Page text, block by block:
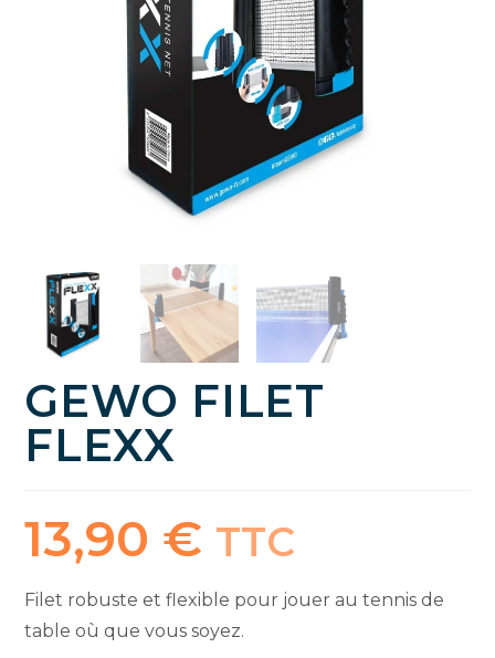
GEWO FILET
FLEXX
13,90 € TTC
Filet robuste et flexible pour jouer au tennis de
table où que vous soyez.